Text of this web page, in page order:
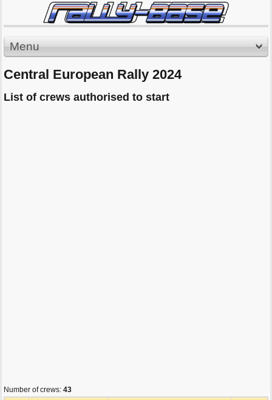
Menu
Central European Rally 2024
List of crews authorised to start
Number of crews: 43